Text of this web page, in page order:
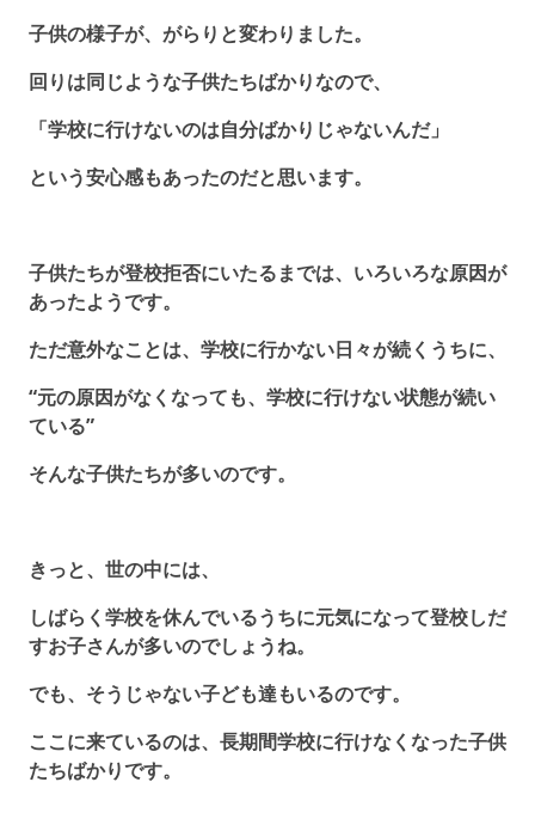
子供の様子が、がらりと変わりました。
回りは同じような子供たちばかりなので、
「学校に行けないのは自分ばかりじゃないんだ」
という安心感もあったのだと思います。
子供たちが登校拒否にいたるまでは、いろいろな原因が
あったようです。
ただ意外なことは、学校に行かない日々が続くうちに、
“元の原因がなくなっても、学校に行けない状態が続い
ている”
そんな子供たちが多いのです。
きっと、世の中には、
しばらく学校を休んでいるうちに元気になって登校しだ
すお子さんが多いのでしょうね。
でも、そうじゃない子ども達もいるのです。
ここに来ているのは、長期間学校に行けなくなった子供
たちばかりです。